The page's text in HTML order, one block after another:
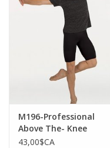
M196-Professional
Above The- Knee
Length Pant-BLACK
43,00$CA